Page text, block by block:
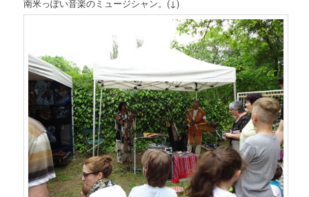
南米っぽい音楽のミュージシャン。(↓)